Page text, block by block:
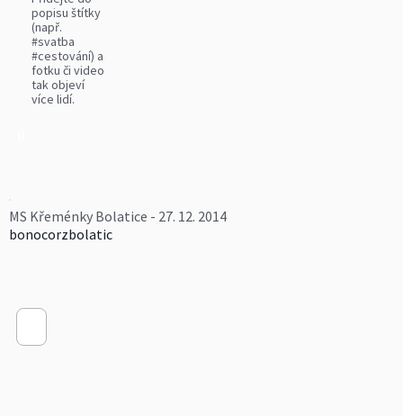
popisu štítky
(např.
#svatba
#cestování) a
fotku či video
tak objeví
více lidí.
MS Křeménky Bolatice - 27. 12. 2014
bonocorzbolatic